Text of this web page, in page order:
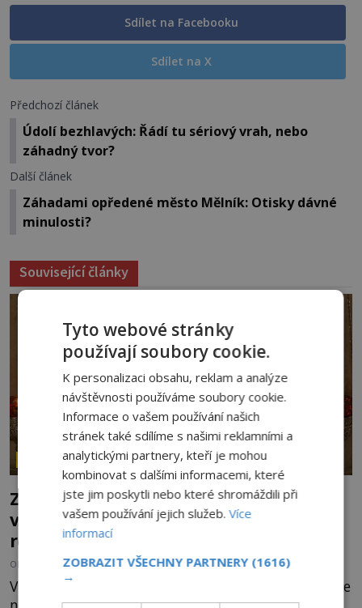
Sdílet na Facebooku
Sdílet na X
Předchozí článek
Údolí bezhlavých: Řádí tu sériový vrah, nebo
záhadný tvor?
Další článek
Záhadami opředené město Mělník: Otisky dávné
minulosti?
Související články
ZÁHADY HISTORIE
Ztracený hrob svatého Mikuláše: Tajná
výprava, která odnesla nejslavnější
relikvii do Itálie
OD HELENA STEJSKALOVÁ 7.8.2026 180
V tichu starobylého chrámu v Myře zůstává po více
Tyto webové stránky
používají soubory cookie.
K personalizaci obsahu, reklam a analýze
návštěvnosti používáme soubory cookie.
Informace o vašem používání našich
stránek také sdílíme s našimi reklamními a
analytickými partnery, kteří je mohou
kombinovat s dalšími informacemi, které
jste jim poskytli nebo které shromáždili při
vašem používání jejich služeb.Více
informací
ZOBRAZIT VŠECHNY PARTNERY (1616)
→